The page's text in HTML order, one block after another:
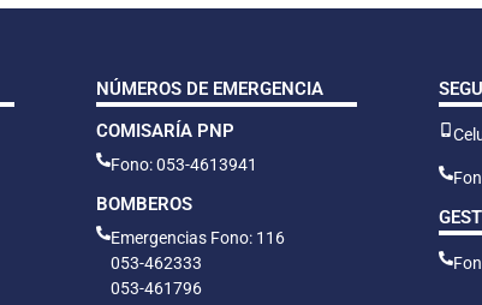
NÚMEROS DE EMERGENCIA
COMISARÍA PNP
Fono: 053-4613941
BOMBEROS
Emergencias Fono: 116
053-462333
053-461796